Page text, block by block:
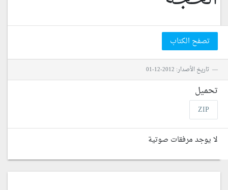
تصفح الكتاب
تاريخ الأصدار: 2012-12-01
تحميل
ZIP
لا يوجد مرفقات صوتية